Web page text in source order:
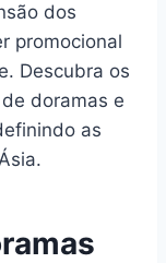
dos
promocional
Descubra os
doramas e
as